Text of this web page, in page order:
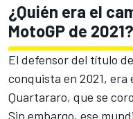
¿Quién era el
MotoGP de 2021?
El defensor del título
conquista en 2021, era
Quartararo, que se
Sin embargo, ese